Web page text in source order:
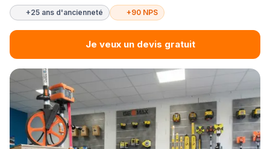
+25 ans d'ancienneté +90 NPS
Je veux un devis gratuit